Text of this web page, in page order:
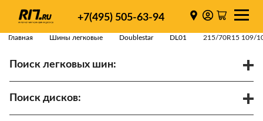
+7(495) 505-63-94
Главная Шины легковые Doublestar DL01 215/70R15 109/
Поиск легковых шин:
Поиск дисков: